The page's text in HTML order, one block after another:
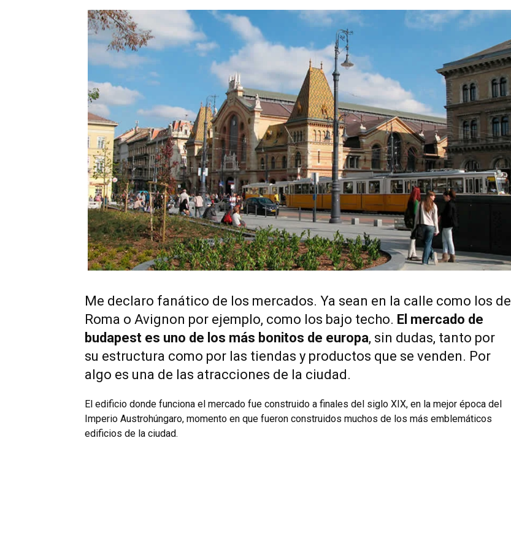
Me declaro fanático de los mercados. Ya sean en la calle como los de
Roma o Avignon por ejemplo, como los bajo techo. El mercado de
budapest es uno de los más bonitos de europa, sin dudas, tanto por
su estructura como por las tiendas y productos que se venden. Por
algo es una de las atracciones de la ciudad.
El edificio donde funciona el mercado fue construido a finales del siglo XIX, en la mejor época del
Imperio Austrohúngaro, momento en que fueron construidos muchos de los más emblemáticos
edificios de la ciudad.